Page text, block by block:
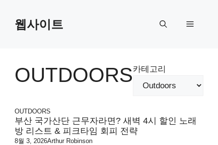
content웹사이트 Menu
OUTDOORS카테고리
OUTDOORS
부산 국가산단 근무자라면? 새벽 4시 할인 노래
방 리스트 & 피크타임 회피 전략
8월 3, 2026Arthur Robinson